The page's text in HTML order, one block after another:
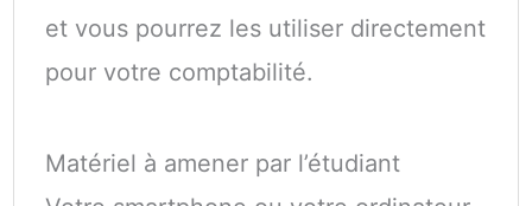
et vous pourrez les utiliser directement
pour votre comptabilité.
Matériel à amener par l’étudiant